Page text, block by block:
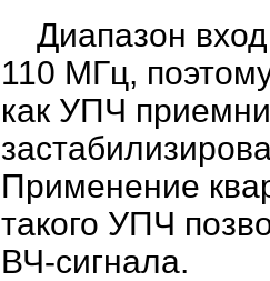
Диапазон
110 МГц,
как УПЧ
Применение
такого УПЧ
ВЧ-сигнала.